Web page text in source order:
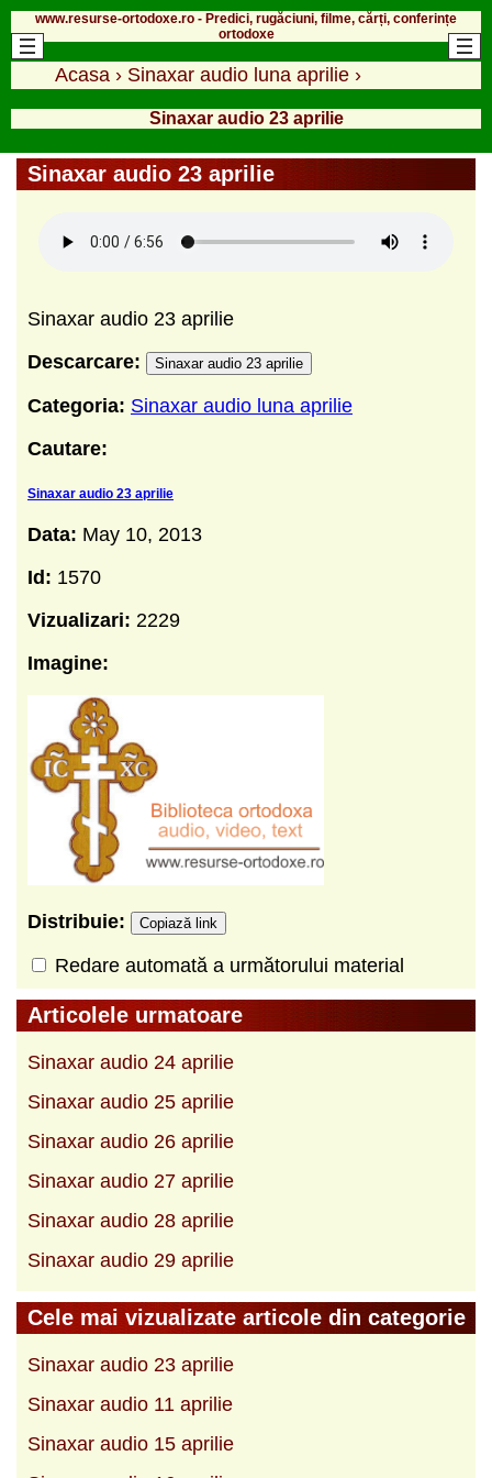
www.resurse-ortodoxe.ro - Predici, rugăciuni, filme, cărți, conferințe
ortodoxe
Acasa › Sinaxar audio luna aprilie ›
Sinaxar audio 23 aprilie
Sinaxar audio 23 aprilie
Sinaxar audio 23 aprilie
Descarcare:
Sinaxar audio 23 aprilie
Categoria: Sinaxar audio luna aprilie
Cautare:
Sinaxar audio 23 aprilie
Data: May 10, 2013
Id: 1570
Vizualizari: 2229
Imagine:
Distribuie: Copiază link
Redare automată a următorului material
Articolele urmatoare
Sinaxar audio 24 aprilie
Sinaxar audio 25 aprilie
Sinaxar audio 26 aprilie
Sinaxar audio 27 aprilie
Sinaxar audio 28 aprilie
Sinaxar audio 29 aprilie
Cele mai vizualizate articole din categorie
Sinaxar audio 23 aprilie
Sinaxar audio 11 aprilie
Sinaxar audio 15 aprilie